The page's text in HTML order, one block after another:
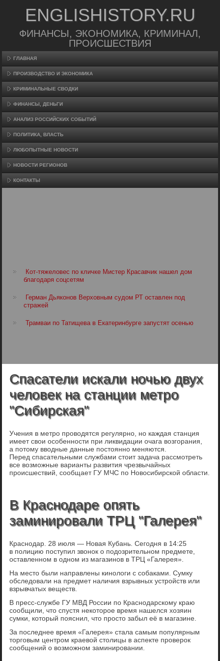
ENGLISHISTORY.RU
ФИНАНСЫ, ЭКОНОМИКА, КРИМИНАЛ,
ПРОИСШЕСТВИЯ
ГЛАВНАЯ
ПРОИЗВΟДСТВО И ЭКОНОМИКА
КРИМИНАЛЬНЫЕ СВОДКИ
ФИНАНСЫ, ДЕНЬГИ
АНАЛИЗ РОССИЙСКИХ СОБЫТИЙ
ПОЛИТИКА, ВЛАСТЬ
ЛЮБОПЫТНЫЕ НОВОСТИ
НОВОСТИ РЕГИОНОВ
КОНТАКТЫ
Кот-тяжеловес по кличке Мистер Красавчик нашел дом
благодаря соцсетям
Герман Дьяконов Верховным судом РТ оставлен под
стражей
Трамваи по Татищева в Екатеринбурге запустят осенью
Спасатели искали ночью двух
человек на станции метро
"Сибирская"
Учения в метро проводятся регулярно, но каждая станция
имеет свои особенности при ликвидации очага возгорания,
а потому вводные данные постоянно меняются.
Перед спасательными службами стоит задача рассмотреть
все возможные варианты развития чрезвычайных
происшествий, сообщает ГУ МЧС по Новосибирской области.
В Краснодаре опять
заминировали ТРЦ "Галерея"
Краснодар. 28 июля — Новая Кубань. Сегодня в 14:25
в полицию поступил звонок о подозрительном предмете,
оставленном в одном из магазинов в ТРЦ «Галерея».
На место были направлены кинологи с собаками. Сумку
обследовали на предмет наличия взрывных устройств или
взрывчатых веществ.
В пресс-службе ГУ МВД России по Краснодарскому краю
сообщили, что спустя некоторое время нашелся хозяин
сумки, который пояснил, что просто забыл её в магазине.
За последнее время «Галерея» стала самым популярным
торговым центром краевой столицы в аспекте проверок
сообщений о возможном заминировании.